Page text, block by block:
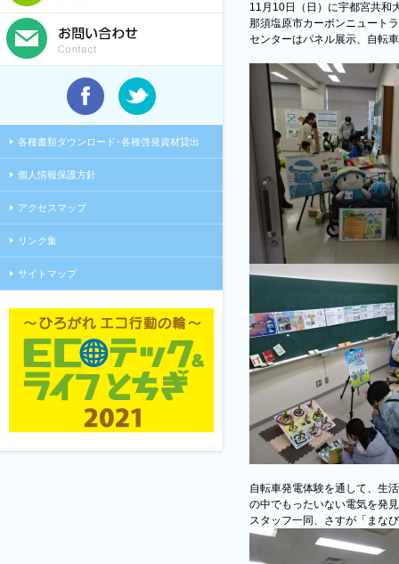
各種書類ダウンロード･各種啓発資材貸出
個人情報保護方針
アクセスマップ
リンク集
サイトマップ
11月10日（日）に宇都宮共和
那須塩原市カーボンニュート
センターはパネル展示、自転
自転車発電体験を通して、生
の中でもったいない電気を発
スタッフ一同、さすが「まな